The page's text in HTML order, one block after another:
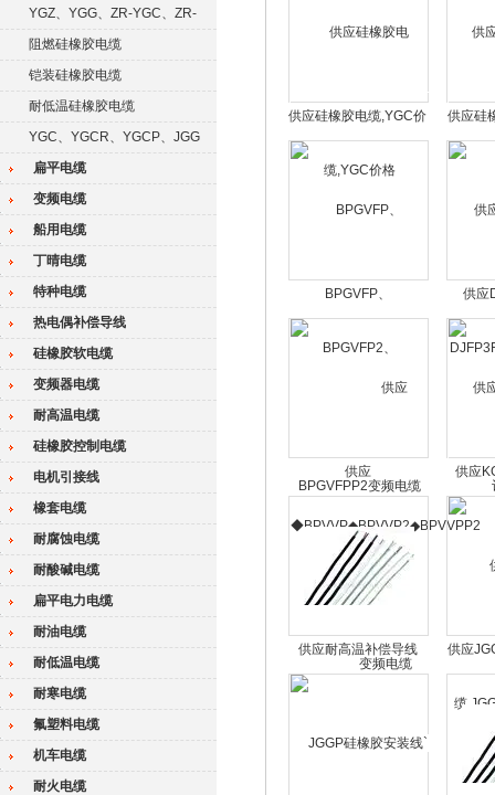
JGGFYGZ、YGG、ZR-YGC、ZR-
KGG阻燃硅橡胶电缆
铠装硅橡胶电缆
耐低温硅橡胶电缆
YGC、YGCR、YGCP、JGG
扁平电缆
变频电缆
船用电缆
丁晴电缆
特种电缆
热电偶补偿导线
硅橡胶软电缆
变频器电缆
耐高温电缆
硅橡胶控制电缆
电机引接线
橡套电缆
耐腐蚀电缆
耐酸碱电缆
扁平电力电缆
耐油电缆
耐低温电缆
耐寒电缆
氟塑料电缆
机车电缆
耐火电缆
供应硅橡胶电缆,YGC价
格
供应硅
BPGVFP、
BPGVFP2、
BPGVFPP2变频电缆
供应
供应
◆BPVVP◆BPVVP2◆BPVVPP2
变频电缆
供应
供应耐高温补偿导线
供应
电